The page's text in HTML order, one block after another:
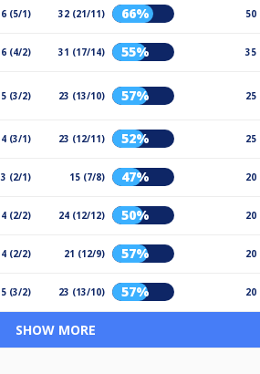
6 (5/1) 32 (21/11) 66% 50
6 (4/2) 31 (17/14) 55% 35
5 (3/2) 23 (13/10) 57% 25
4 (3/1) 23 (12/11) 52% 25
3 (2/1) 15 (7/8) 47% 20
4 (2/2) 24 (12/12) 50% 20
4 (2/2) 21 (12/9) 57% 20
5 (3/2) 23 (13/10) 57% 20
SHOW MORE